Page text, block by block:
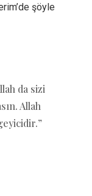
şöyle
da sizi
Allah